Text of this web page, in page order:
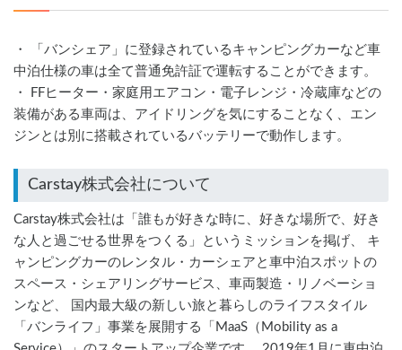
・ 「バンシェア」に登録されているキャンピングカーなど車
中泊仕様の車は全て普通免許証で運転することができます。
・ FFヒーター・家庭用エアコン・電子レンジ・冷蔵庫などの
装備がある車両は、アイドリングを気にすることなく、エン
ジンとは別に搭載されているバッテリーで動作します。
Carstay株式会社について
Carstay株式会社は「誰もが好きな時に、好きな場所で、好き
な人と過ごせる世界をつくる」というミッションを掲げ、 キ
ャンピングカーのレンタル・カーシェアと車中泊スポットの
スペース・シェアリングサービス、車両製造・リノベーショ
ンなど、 国内最大級の新しい旅と暮らしのライフスタイル
「バンライフ」事業を展開する「MaaS（Mobility as a